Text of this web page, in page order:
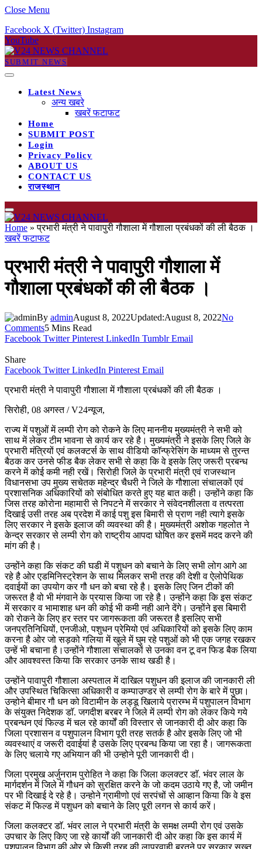
Close Menu
Facebook X (Twitter) Instagram
YouTube
SUBMIT NEWS
Latest News
अन्य खबरे
खबरें फटाफट
Home
SUBMIT POST
Login
Privacy Policy
ABOUT US
CONTACT US
राजस्थान
Home »प्रभारी मंत्री ने पावापुरी गौशाला में गौशाला प्रबंधकों की ली बैठक ।
खबरें फटाफट
प्रभारी मंत्री ने पावापुरी गौशाला में
गौशाला प्रबंधकों की ली बैठक ।
By adminAugust 8, 2022Updated:August 8, 2022No
Comments5 Mins Read
Facebook Twitter Pinterest LinkedIn Tumblr Email
Share
Facebook Twitter LinkedIn Pinterest Email
प्रभारी मंत्री ने पावापुरी गौशाला में गौशाला प्रबंधकों की ली बैठक ।
सिरोही, 08 अगस्त / V24न्यूज,
राज्य में पशुओं में लम्पी रोग को रोकने के लिए माननीय मुख्यमंत्री ने सभी को
साथ में लेकर टीम भावना से कार्य कर रहे है। मुख्यमंत्री ने इसके लिए जिले के
प्रभारी मंत्रियों एवं कलक्टर्स के साथ वीडियो काॅन्फ्रेसिंग के माध्यम से तुरन्त
बैठक कर उनसे फीड बैक लेकर सभी से कहा कि वे इसके लिए जरूरी प्रबन्ध
करने में कोई कमी नही रखें। सिरोही जिले के प्रभारी मंत्री एवं राजस्थान
विधानसभा उप मुख्य सचेतक महेन्द्र चैधरी ने जिले के गौशाला संचालकों एवं
प्रशासनिक अधिकारियों को संबोधित करते हुए यह बात कही। उन्होंने कहा कि
जिस तरह कोरोना महामारी से निपटने में सरकार ने संवेदनशीलता व तत्परता
दिखाई उसी तरह अब प्रदेश में काई पशु इस बिमारी से प्राण नही त्यागे इसके
लिए सरकार ने इसके इलाज की व्यवस्था की है। मुख्यमंत्री अशोक गहलोत ने
केन्द्र सरकार से लम्पी रोग को राष्ट्रीय आपदा घोषित कर इसमें मदद करने की
मांग की है।
उन्होंने कहा कि संकट की घडी में पशुधन को बचाने के लिए सभी लोग आगे आ
रहे है ओर एडमिनिस्ट्रेशन के साथ मिलकर सभी तरह की देशी व ऐलोपेथिक
दवाईयों का उपयोग कर गौ धन को बचा रहे है। इसके लिए जिन टीकों की
जरूरत है वो भी मंगवाने के प्रयास किया जा रहे है। उन्होंने कहा कि इस संकट
में सरकार व भामाशाह धन की कोई भी कमी नही आने देंगे। उन्होंने इस बिमारी
को रोकने के लिए हर स्तर पर जागरूकता की जरूरत है इसलिए सभी
जनप्रतिनिधियों, एनजीओ, पशुधन प्रेमियो एवं अधिकारियों को इसके लिए काम
करना है ओर जो सड़को गलिया में खुले में घुम रहे पशुओं को भी एक जगह रखकर
उन्हें भी बचाना है।उन्होंने गौशाला संचालकों से उनका वन टू वन फिड बैक लिया
और आवश्वस्त किया कि सरकार उनके साथ खडी है।
उन्होंने पावापुरी गौशाला अस्पताल में दाखिल पशुधन की इलाज की जानकारी ली
और उपस्थित चिकित्सा अधिकारी व कम्पाउण्डर से लम्पी रोग के बारे में पुछा।
उन्होने बीमार गौ धन को विटामीन के लड्डू खिलाये प्रारम्भ में पशुपालन विभाग
के संयुक्त निदेशक डाॅ. जगदीश बरबर ने जिले में लम्पी रोग को लेकर किये गये
प्रबन्धन एवं फिल्ड में चल रहे कार्यों की विस्तार से जानकारी दी ओर कहा कि
जिला प्रशासन व पशुपालन विभाग पूरी तरह सतर्क है ओर इसके लिए जो भी
व्यवस्थाएं व जरूरी दवाईयां है उसके लिए प्रबन्ध किया जा रहा है। जागरूकता
के लिए चलाये गए अभियान की भी उन्होने पूरी जानकारी दी।
जिला प्रमुख अर्जुनराम पुरोहित ने कहा कि जिला कलक्टर डाॅ. भंवर लाल के
मार्गदर्शन में जिले में गौधन को सुरक्षित करने के जो कदम उठाये गए है, जो जमीन
पर भी दिखाई दे रहे है। उन्होने ग्रामीणो एवं सरपंचों से आव्हान किया कि वे इस
संकट में फिल्ड में पशुधन को बचाने के लिए पूरी लगन से कार्य करें।
जिला कलक्टर डाॅ. भंवर लाल ने प्रभारी मंत्री के समक्ष लम्पी रोग एवं उसके
उपचार के लिए किए जा रहे कार्यों की जानकारी दी ओर कहा कि इस कार्य में
पशुपालन विभाग की ओर से किसी तरह की लापरवाही बरतने पर सरकार सख्त